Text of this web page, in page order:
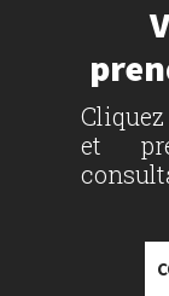
et